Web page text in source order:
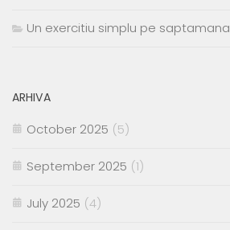
Un exercitiu simplu pe saptamana
ARHIVA
October 2025 (5)
September 2025 (1)
July 2025 (4)